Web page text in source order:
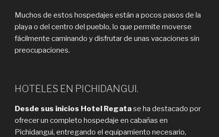
Muchos de estos hospedajes están a pocos pasos de la
playa o del centro del pueblo, lo que permite moverse
fácilmente caminando y disfrutar de unas vacaciones sin
preocupaciones.
HOTELES EN PICHIDANGUI.
Desde sus inicios Hotel Regatase ha destacado por
ofrecer un completo hospedaje en cabañas en
Pichidangui, entregando el equipamiento necesario,